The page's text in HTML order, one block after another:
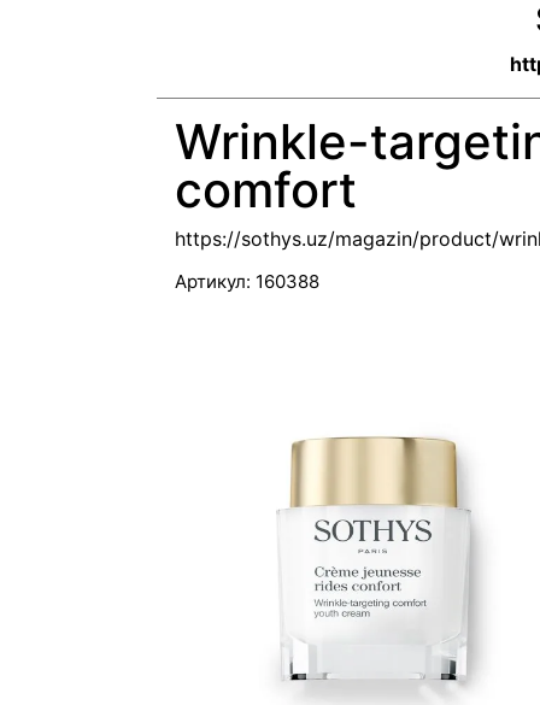
Wrinkle-
comfort
https://sothys.uz/magazin/product/
Артикул: 160388